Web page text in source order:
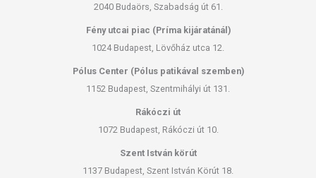
2040 Budaörs, Szabadság út 61.
Fény utcai piac (Príma kijáratánál)
1024 Budapest, Lövőház utca 12.
Pólus Center (Pólus patikával szemben)
1152 Budapest, Szentmihályi út 131.
Rákóczi út
1072 Budapest, Rákóczi út 10.
Szent István körút
1137 Budapest, Szent István Körút 18.